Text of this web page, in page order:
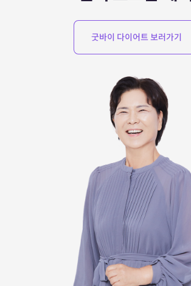
굿바이 다이어트 보러가기